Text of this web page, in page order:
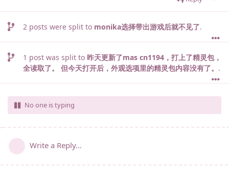
2 posts were split to monika选择带出游戏后就不见了.
1 post was split to 昨天更新了mas cn1194，打上了精灵包，
全读取了。 但今天打开后，外观选项里的精灵包内容没有了。 .
No one is typing
Write a Reply...